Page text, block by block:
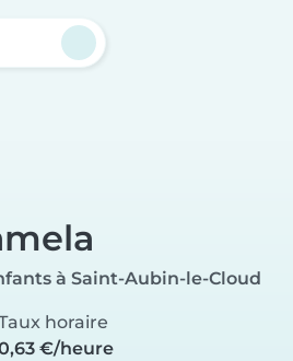
à Saint-Aubin-le-Cloud
horaire
€/heure